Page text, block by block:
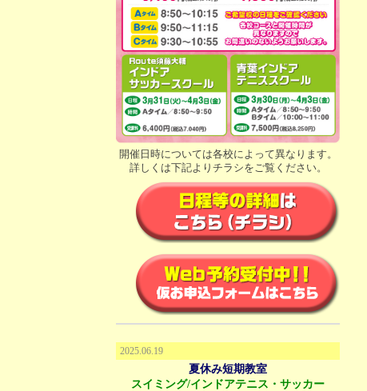
開催日時については各校によって異なります。
詳しくは下記よりチラシをご覧ください。
2025.06.19
夏休み短期教室
スイミング/インドアテニス・サッカー